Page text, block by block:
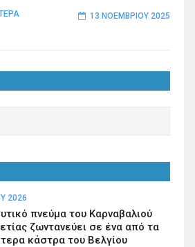
13 ΝΟΕΜΒΡΊΟΥ 2025
2026
πνεύμα του Καρναβαλιού
ζωντανεύει σε ένα από τα
κάστρα του Βελγίου